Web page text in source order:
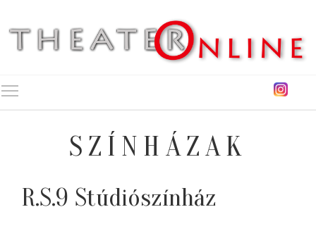
SZÍNHÁZAK
R.S.9 Stúdiószínház